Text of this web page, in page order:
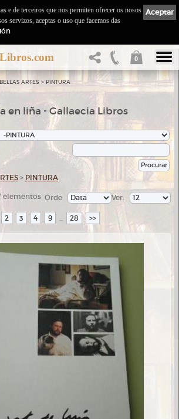
Libros.com 0
BELLAS ARTES > PINTURA
en liña - Gallaecia Libros
> PINTURA
elementos Ver:
Orde
2 3 4 9 ... 28 >>
Aceptar
e de terceiros que nos permiten ofrecer os nosos
servizos, aceptas o uso que facemos das